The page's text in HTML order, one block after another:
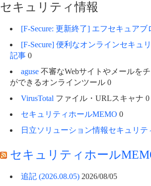
セキュリティ情報
[F-Secure: 更新終了] エフセキュアブ
[F-Secure] 便利なオンラインセキュ
記事 0
aguse 不審なWebサイトやメールを
ができるオンラインツール 0
VirusTotal ファイル・URLスキャナ 0
セキュリティホールMEMO 0
日立ソリューション情報セキュリテ
セキュリティホール
追記 (2026.08.05) 2026/08/05